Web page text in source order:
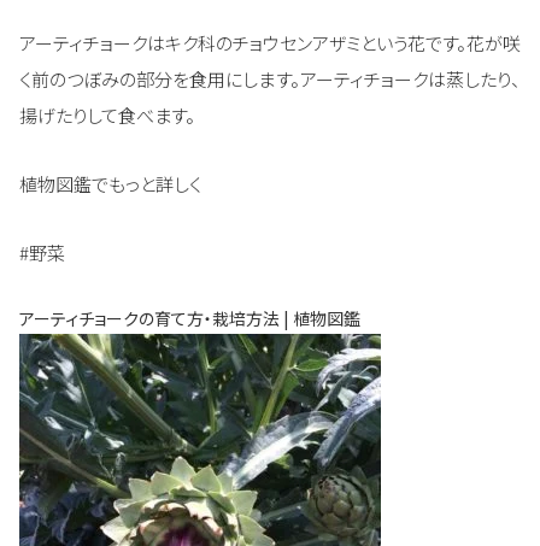
アーティチョークはキク科のチョウセンアザミという花です。花が咲
く前のつぼみの部分を食用にします。アーティチョークは蒸したり、
揚げたりして食べます。
植物図鑑でもっと詳しく
#野菜
アーティチョークの育て方・栽培方法 | 植物図鑑